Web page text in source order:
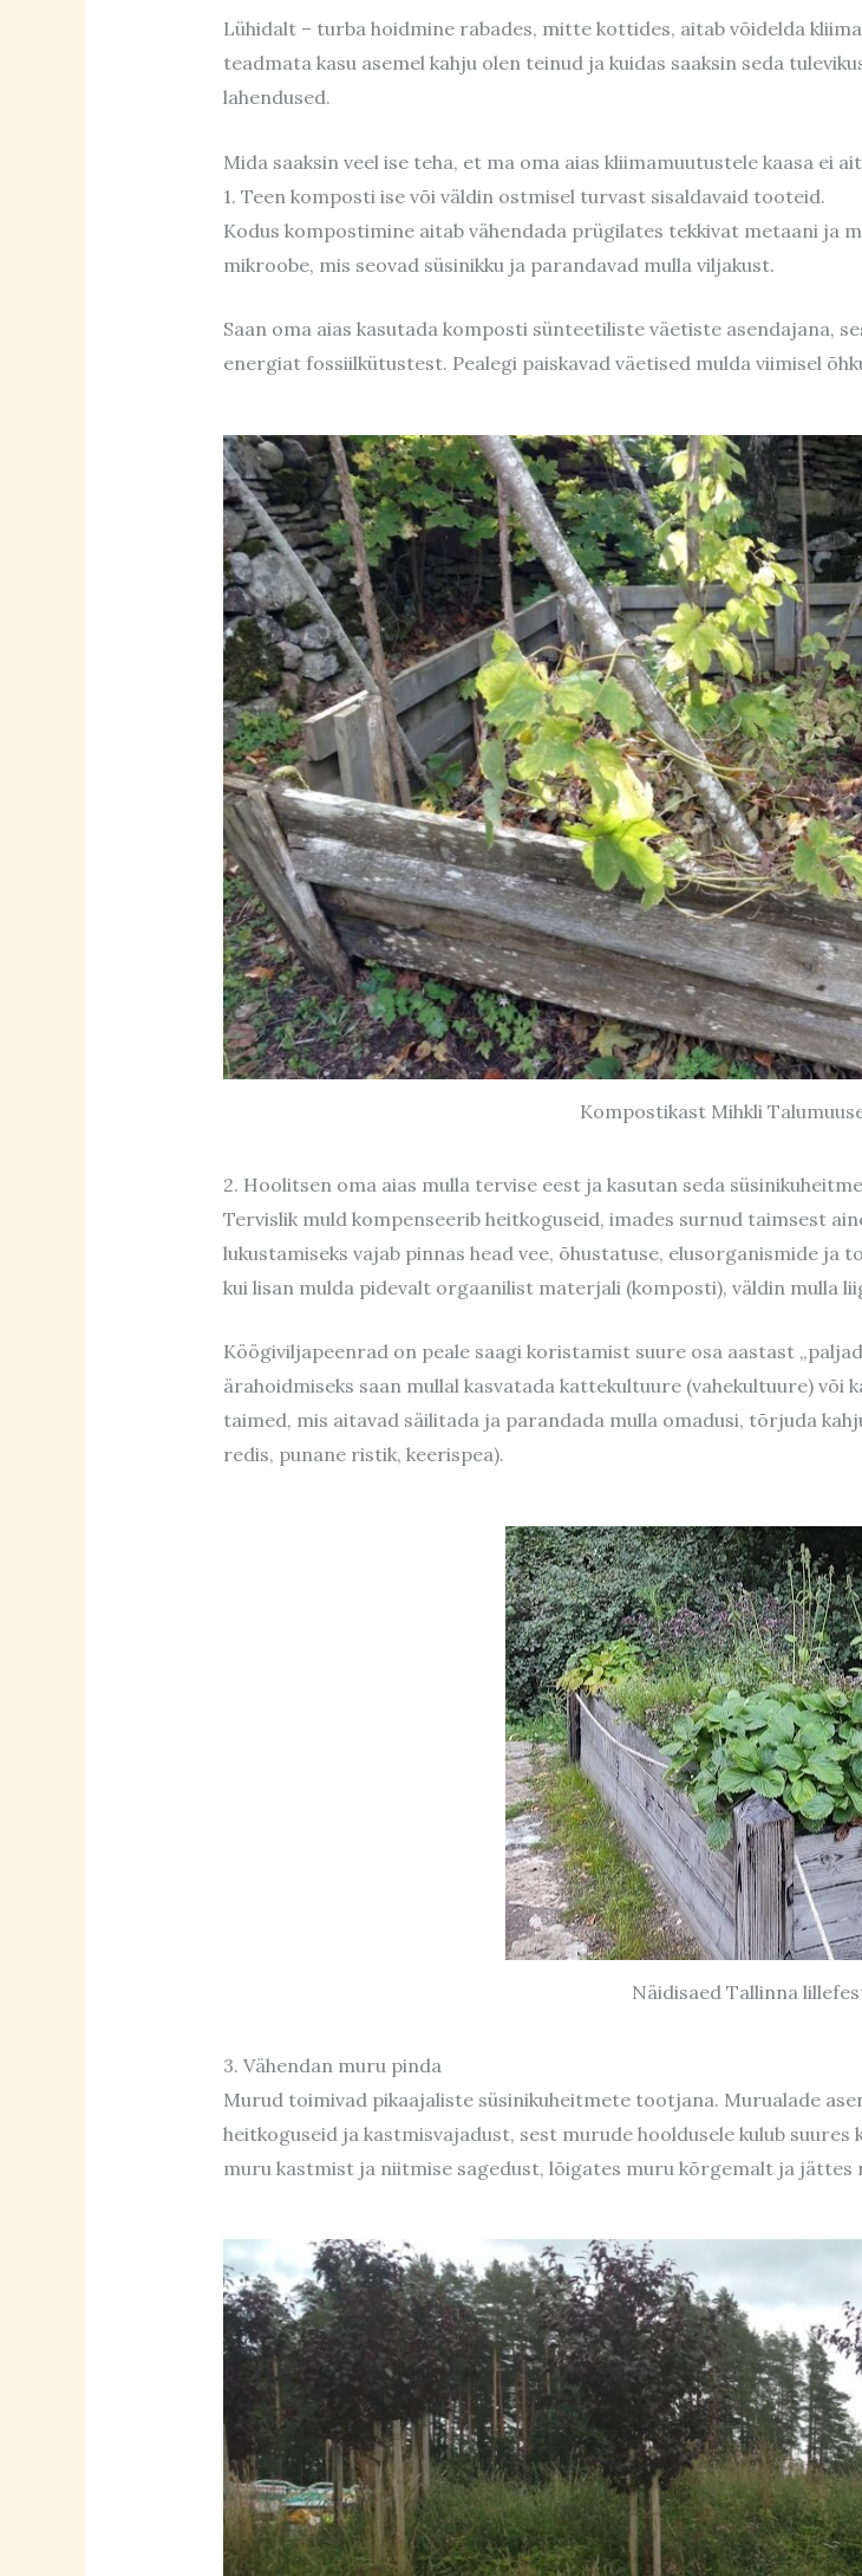
Lühidalt – turba hoidmine rabades, mitte kottides, aitab võidelda
teadmata kasu asemel kahju olen teinud ja kuidas saaksin seda
lahendused.
Mida saaksin veel ise teha, et ma oma aias kliimamuutustele kaasa ei
1. Teen komposti ise või väldin ostmisel turvast sisaldavaid tooteid.
Kodus kompostimine aitab vähendada prügilates tekkivat metaani ja
mikroobe, mis seovad süsinikku ja parandavad mulla viljakust.
Saan oma aias kasutada komposti sünteetiliste väetiste
energiat fossiilkütustest. Pealegi paiskavad väetised mulda viimisel
Kompostikast Mihkli
2. Hoolitsen oma aias mulla tervise eest ja kasutan seda
Tervislik muld kompenseerib heitkoguseid, imades surnud taimsest
lukustamiseks vajab pinnas head vee, õhustatuse, elusorganismide ja
kui lisan mulda pidevalt orgaanilist materjali (komposti), väldin mulla
Köögiviljapeenrad on peale saagi koristamist suure osa aastast
ärahoidmiseks saan mullal kasvatada kattekultuure (vahekultuure)
taimed, mis aitavad säilitada ja parandada mulla omadusi, tõrjuda
redis, punane ristik, keerispea).
Näidisaed Tallinna
3. Vähendan muru pinda
Murud toimivad pikaajaliste süsinikuheitmete tootjana. Murualade
heitkoguseid ja kastmisvajadust, sest murude hooldusele kulub
muru kastmist ja niitmise sagedust, lõigates muru kõrgemalt ja jättes